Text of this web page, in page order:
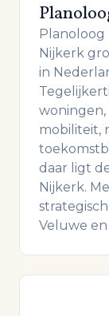
Planoloog
Nijkerk
in
mobiliteit,
daar ligt
Nijkerk.
Veluwe en